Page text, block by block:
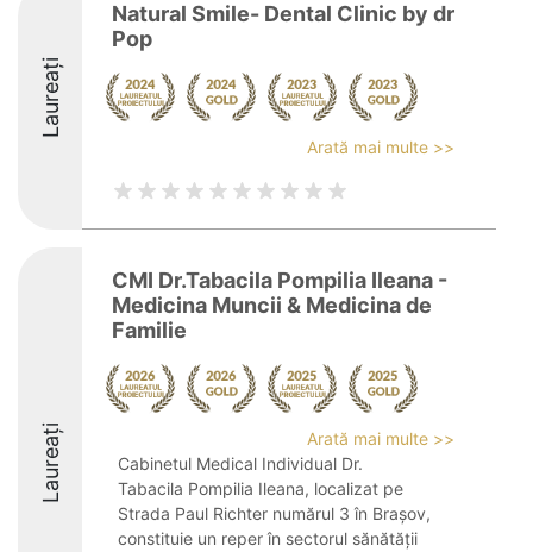
Laureați
Natural Smile- Dental Clinic by dr
Pop
Arată mai multe >>
Laureați
CMI Dr.Tabacila Pompilia Ileana -
Medicina Muncii & Medicina de
Familie
Arată mai multe >>
Cabinetul Medical Individual Dr.
Tabacila Pompilia Ileana, localizat pe
Strada Paul Richter numărul 3 în Brașov,
constituie un reper în sectorul sănătății